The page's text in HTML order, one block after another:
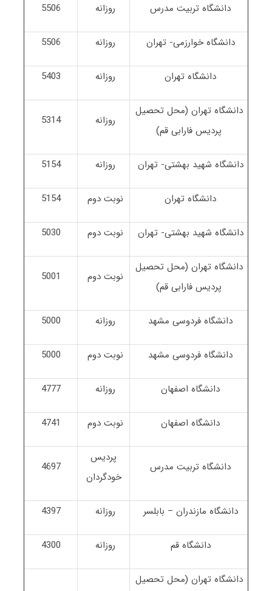
دانشگاه تربیت مدرس روزانه 5506
دانشگاه خوارزمی- تهران روزانه 5506
دانشگاه تهران روزانه 5403
دانشگاه تهران (محل تحصیل
پردیس فارابی قم)
روزانه 5314
دانشگاه شهید بهشتی- تهران روزانه 5154
دانشگاه تهران نوبت دوم 5154
دانشگاه شهید بهشتی- تهران نوبت دوم 5030
دانشگاه تهران (محل تحصیل
پردیس فارابی قم)
نوبت دوم 5001
دانشگاه فردوسی مشهد روزانه 5000
دانشگاه فردوسی مشهد نوبت دوم 5000
دانشگاه اصفهان روزانه 4777
دانشگاه اصفهان نوبت دوم 4741
دانشگاه تربیت مدرس
پردیس
خودگردان
4697
دانشگاه مازندران – بابلسر روزانه 4397
دانشگاه قم روزانه 4300
دانشگاه تهران (محل تحصیل